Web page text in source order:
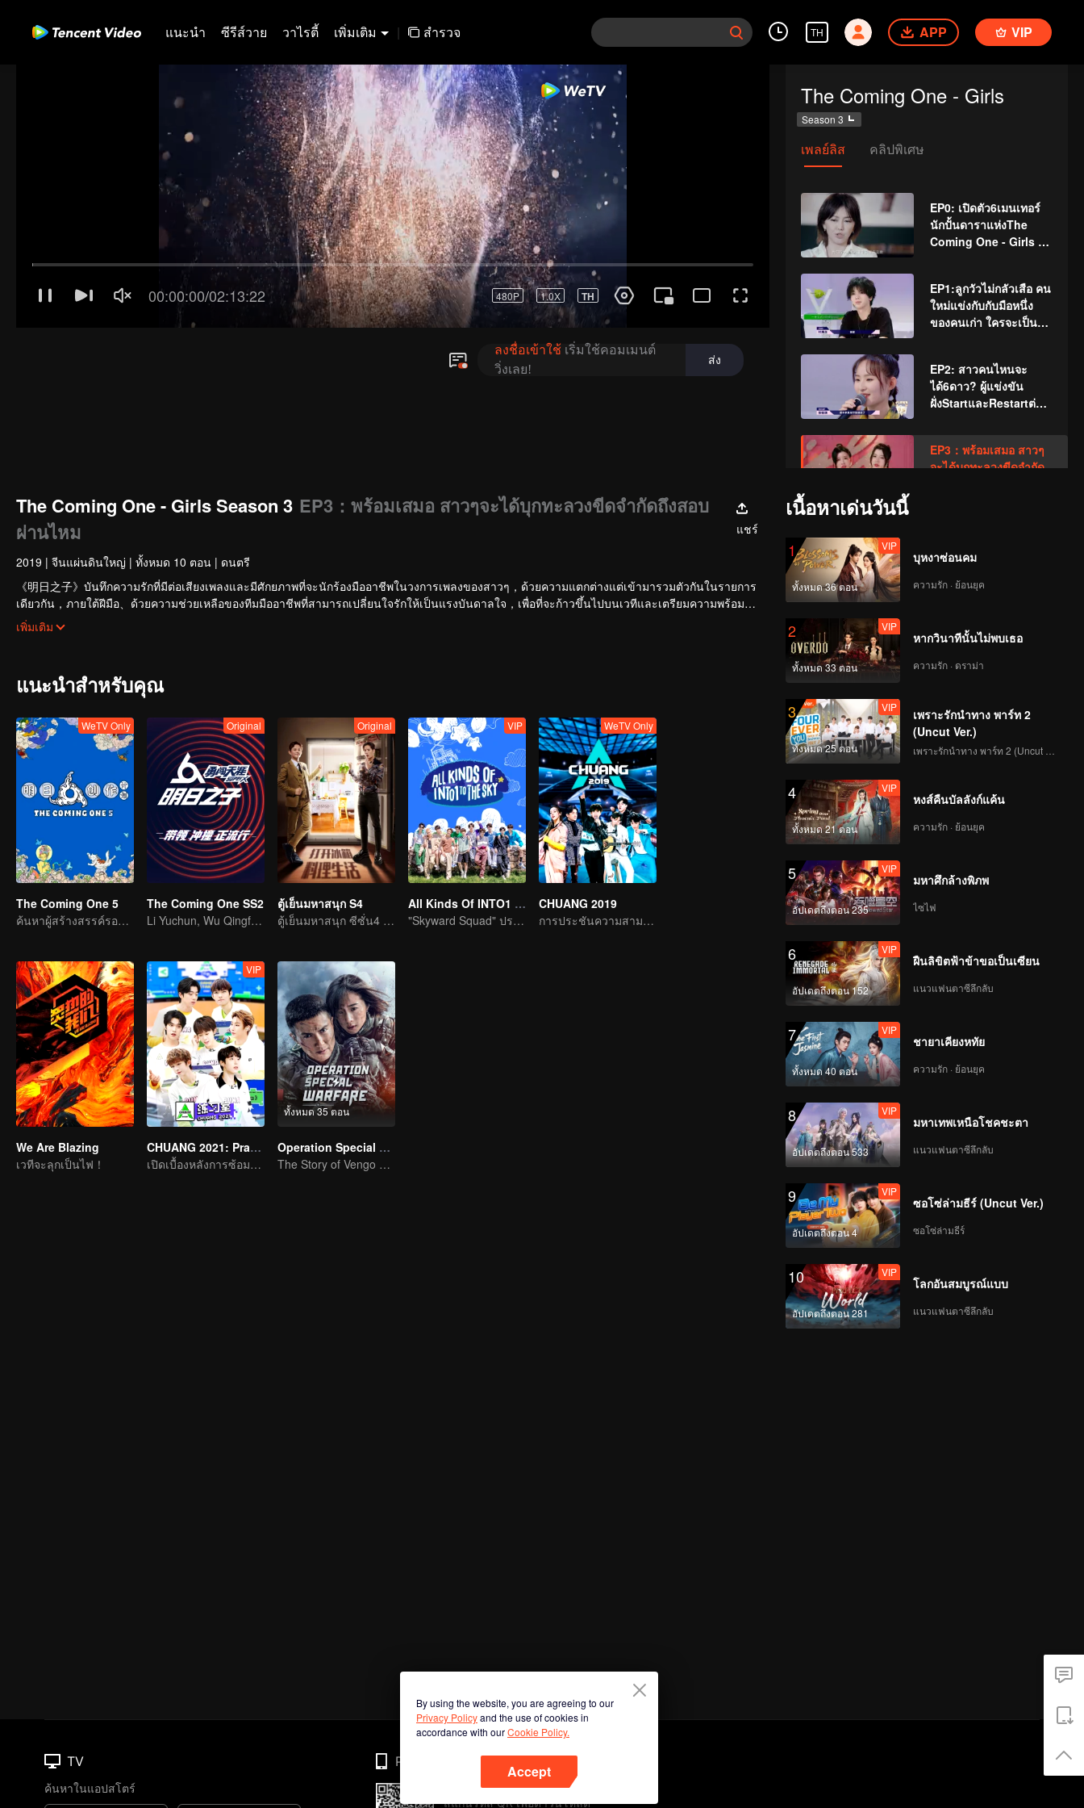
แนะนำ ซีรีส์วาย วาไรตี้ เพิ่มเติม | สำรวจ TH APP VIP
The Coming One - Girls
Season 3
เพลย์ลิส คลิปพิเศษ
EP0: เปิดตัว6เมนเทอร์
นักปั้นดาราแห่งThe
Coming One - Girls ซี
EP1:ลูกวัวไม่กลัวเสือ คน
ใหม่แข่งกับกับมือหนึ่ง
ของคนเก่า ใครจะเป็น
EP2: สาวคนไหนจะ
ได้6ดาว? ผู้แข่งขัน
ฝั่งStartและRestartต่าง
สามารถ
EP3：พร้อมเสมอ สาวๆ
จะได้บุกทะลวงขีดจำกัด
ครั้งแรกของสาวๆ ใครจะ
คว้าที่1ไป?
ทักษะการแสดง
สมาชิกRocket Girls
101 มาแจมด้วย! สาวๆ
ใหญ่ครั้งที่2 สาวๆทุกคน
ทำกันอย่างสุดความ
สามารถ ใครจะเป็นที่
หนึ่งของคืนนี้?
ครั้งสุดท้าย! สาวๆจะต้อง
แต่งเพลงของตัวเอง
ภายใน48ชม. พวกเขาจะ
สุดท้าย!
101 มาร่วมเวทีรอบ
ตัดสิน! จางอวี้ฉีคว้า
ตำแหน่งThe Winner
The Coming One - Girls Season 3 EP3：พร้อมเสมอ สาวๆจะได้บุกทะลวงขีดจำกัดถึงสอบ
ผ่านไหม
แชร์
2019 | จีนแผ่นดินใหญ่ | ทั้งหมด 10 ตอน | ดนตรี
《明日之子》บันทึกความรักที่มีต่อเสียงเพลงและมีศักยภาพที่จะนักร้องมืออาชีพในวงการเพลงของสาวๆ，ด้วยความแตกต่างแต่เข้ามารวมตัวกันในรายการ
เดียวกัน，ภายใต้ฝีมือ、ด้วยความช่วยเหลือของทีมมืออาชีพที่สามารถเปลี่ยนใจรักให้เป็นแรงบันดาลใจ，เพื่อที่จะก้าวขึ้นไปบนเวทีและเตรียมความพร้อม
สำหรับทุกด้าน，ชี้ให้เห็นข้อผิดพลาดในตนเอง、ค้นพบศักยภาพของคุณเอง、และพัฒนาตนเอง、ผ่านการทดสอบทางตลาดและในที่สุดได้กลายเป็นศิลปิน
เพิ่มเติม
แนะนำสำหรับคุณ
WeTV Only
The Coming One 5
ค้นหาผู้สร้างสรรค์รอบ ๆ ตัว
Original
The Coming One SS2
Li Yuchun, Wu Qingfeng, Hua Chenyu are the chief star push officers
Original
ตู้เย็นมหาสนุก S4
ตู้เย็นมหาสนุก ซีซั่น4 กลับมาแล้วจ้า
VIP
All Kinds Of INTO1 To The Sky
"Skyward Squad" ปรากฏตัวทันเวลา
WeTV Only
CHUANG 2019
การประชันความสามารถของเหล่าเด็กหนุ่ม ศิลปินฝึกหัด หน้าตาดี ความสามารถล้นหลาม เพื่อเดบิวต์เป็นบอยแบนด
We Are Blazing
เวทีจะลุกเป็นไฟ！
VIP
CHUANG 2021: Practice Room
เปิดเบื้องหลังการซ้อมของเหล่าเด็กฝึกCHUANG 2021
ทั้งหมด 35 ตอน
Operation Special Warfare
The Story of Vengo and Hu Bingqing in the Army
เนื้อหาเด่นวันนี้
1
ทั้งหมด 36 ตอน
VIP
บุหงาซ่อนคม
ความรัก · ย้อนยุค
2
ทั้งหมด 33 ตอน
VIP
หากวินาทีนั้นไม่พบเธอ
ความรัก · ดราม่า
3
ทั้งหมด 25 ตอน
VIP
เพราะรักนำทาง พาร์ท 2
(Uncut Ver.)
4
ทั้งหมด 21 ตอน
VIP
หงส์คืนบัลลังก์แค้น
ความรัก · ย้อนยุค
5
อัปเดตถึงตอน 235
VIP
มหาศึกล้างพิภพ
ไซไฟ
6
อัปเดตถึงตอน 152
VIP
ฝืนลิขิตฟ้าข้าขอเป็นเซียน
แนวแฟนตาซีลึกลับ
7
ทั้งหมด 40 ตอน
VIP
ชายาเคียงหทัย
ความรัก · ย้อนยุค
8
อัปเดตถึงตอน 533
VIP
มหาเทพเหนือโชคชะตา
แนวแฟนตาซีลึกลับ
9
อัปเดตถึงตอน 4
VIP
ซอโซ่ล่ามธีร์ (Uncut Ver.)
ซอโซ่ล่ามธีร์
10
อัปเดตถึงตอน 281
VIP
โลกอันสมบูรณ์แบบ
แนวแฟนตาซีลึกลับ
By using the website, you are agreeing to our
Privacy Policyand the use of cookies in
accordance with ourCookie Policy.
Accept
TV
ค้นหาในแอปสโตร์
Phone
สแกนรหัส QR เพื่อดาวน์โหลด